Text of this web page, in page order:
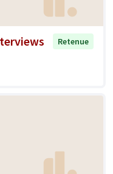
Retenue